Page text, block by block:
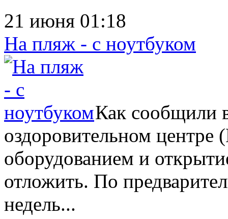
21 июня 01:18
На пляж - с ноутбуком
Как сообщили
оздоровительном
оборудованием и
отложить. По
недель...